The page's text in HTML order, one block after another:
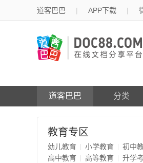
道客巴巴 | APP下载 |
道客巴巴 分类
教育专区
幼儿教育 小学教育
初中
高中教育
高等教育 升学